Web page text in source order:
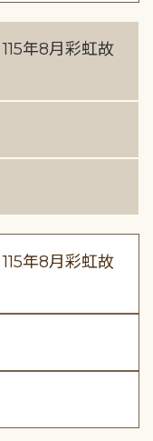
年8月彩虹故
年8月彩虹故